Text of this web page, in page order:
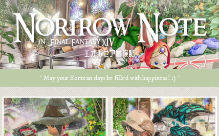
エオルゼア冒険記
* May your Eorzean days be filled with happiness ! :) *